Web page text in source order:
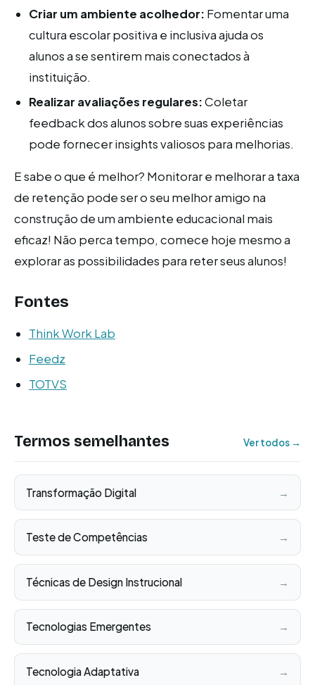
Criar um ambiente acolhedor: Fomentar uma
cultura escolar positiva e inclusiva ajuda os
alunos a se sentirem mais conectados à
instituição.
Realizar avaliações regulares:Coletar
feedback dos alunos sobre suas experiências
pode fornecer insights valiosos para melhorias.
E sabe o que é melhor? Monitorar e melhorar a taxa
de retenção pode ser o seu melhor amigo na
construção de um ambiente educacional mais
eficaz! Não perca tempo, comece hoje mesmo a
explorar as possibilidades para reter seus alunos!
Fontes
Think Work Lab
Feedz
TOTVS
Termos semelhantes Ver todos →
Transformação Digital →
Teste de Competências →
Técnicas de Design Instrucional →
Tecnologias Emergentes →
Tecnologia Adaptativa →